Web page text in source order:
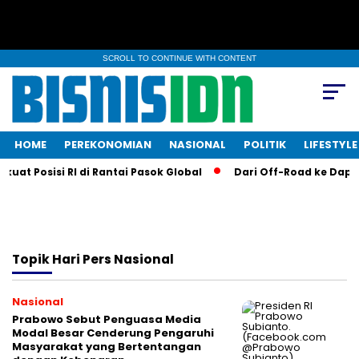
SCROLL TO CONTINUE WITH CONTENT
HOME PEREKONOMIAN NASIONAL POLITIK LIFESTYLE
Posisi RI di Rantai Pasok Global Dari Off-Road ke
TopikHari Pers Nasional
Nasional
Prabowo Sebut Penguasa Media
Modal Besar Cenderung Pengaruhi
Masyarakat yang Bertentangan